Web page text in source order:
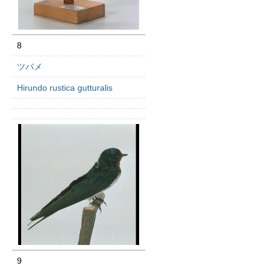
8
ツバメ
Hirundo rustica gutturalis
9